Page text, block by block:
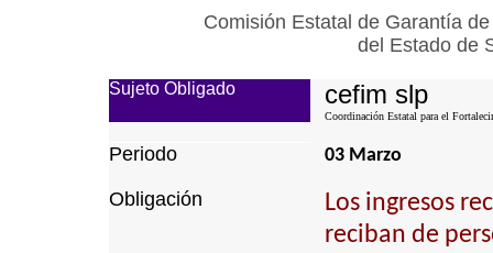
Comisión Estatal de Garantía
del Estado de
Sujeto Obligado cefim slp
Coordinación Estatal para el
Periodo 03 Marzo
Obligación
Los ingresos
reciban de